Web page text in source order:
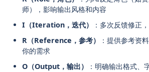
师），影响输出风格和内容
I（Iteration，迭代）
：多次反馈修正
R（Reference，参考）
：提供参考资
你的需求
O（Output，输出）
：明确输出格式、